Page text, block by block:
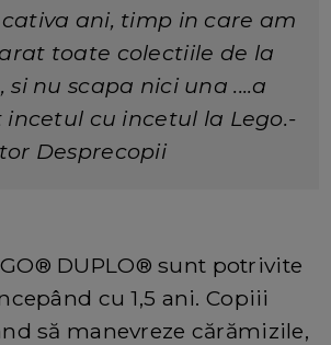
ani, timp in care am
toate colectiile de la
si nu scapa nici una ....a
cu incetul la Lego.-
Desprecopii
DUPLO® sunt potrivite
cu 1,5 ani. Copiii
să manevreze cărămizile,